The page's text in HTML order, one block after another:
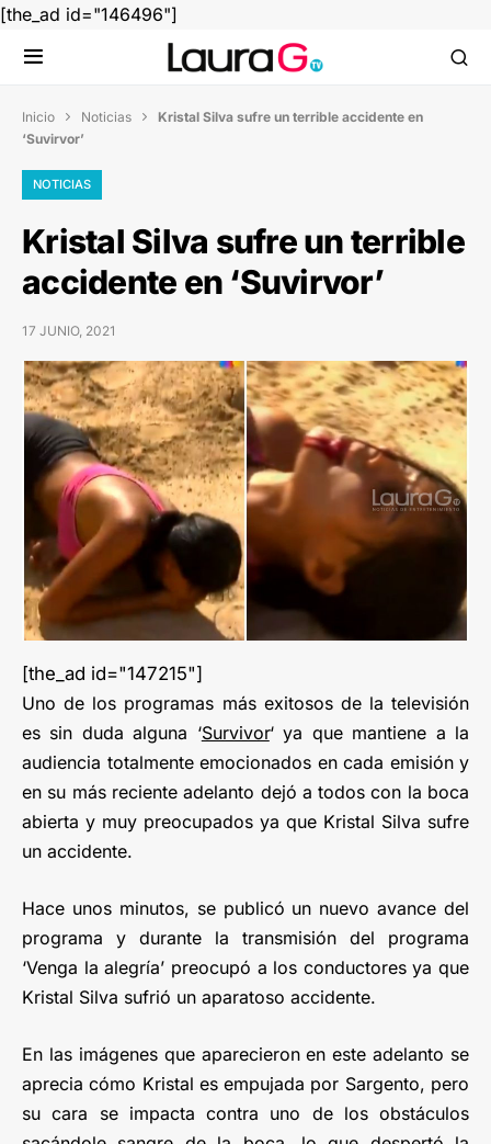
[the_ad id="146496"]
Inicio  Noticias  Kristal Silva sufre un terrible accidente en
‘Suvirvor’
NOTICIAS
Kristal Silva sufre un terrible
accidente en ‘Suvirvor’
17 JUNIO, 2021
[the_ad id="147215"]
Uno de los programas más exitosos de la televisión
es sin duda alguna ‘Survivor‘ ya que mantiene a la
audiencia totalmente emocionados en cada emisión y
en su más reciente adelanto dejó a todos con la boca
abierta y muy preocupados ya que Kristal Silva sufre
un accidente.
Hace unos minutos, se publicó un nuevo avance del
programa y durante la transmisión del programa
‘Venga la alegría’ preocupó a los conductores ya que
Kristal Silva sufrió un aparatoso accidente.
En las imágenes que aparecieron en este adelanto se
aprecia cómo Kristal es empujada por Sargento, pero
su cara se impacta contra uno de los obstáculos